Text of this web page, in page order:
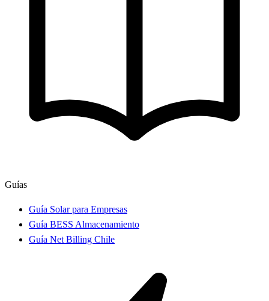
Guías
Guía Solar para Empresas
Guía BESS Almacenamiento
Guía Net Billing Chile